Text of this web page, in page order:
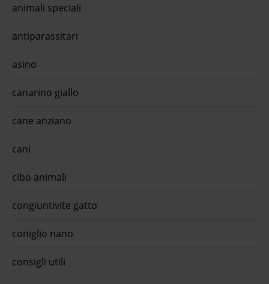
animali speciali
antiparassitari
asino
canarino giallo
cane anziano
cani
cibo animali
congiuntivite gatto
coniglio nano
consigli utili